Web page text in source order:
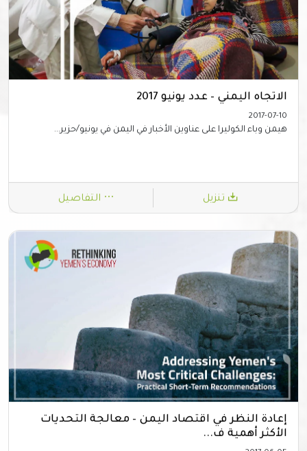
الاتجاه اليمني – عدد يونيو 2017
2017-07-10
هيمن وباء الكوليرا على عناوين الأخبار في اليمن في يونيو/حزير...
تنزيل التفاصيل
إعادة النظر في اقتصاد اليمن – معالجة التحديات
الأكثر أهمية ف...